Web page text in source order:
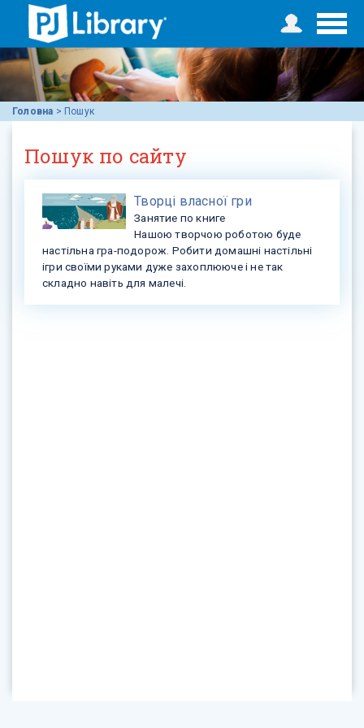
Головна > Пошук
Пошук по сайту
Творці власної гри
Занятие по книге
Нашою творчою роботою буде
настільна гра-подорож. Робити домашні настільні
ігри своїми руками дуже захоплююче і не так
складно навіть для малечі.